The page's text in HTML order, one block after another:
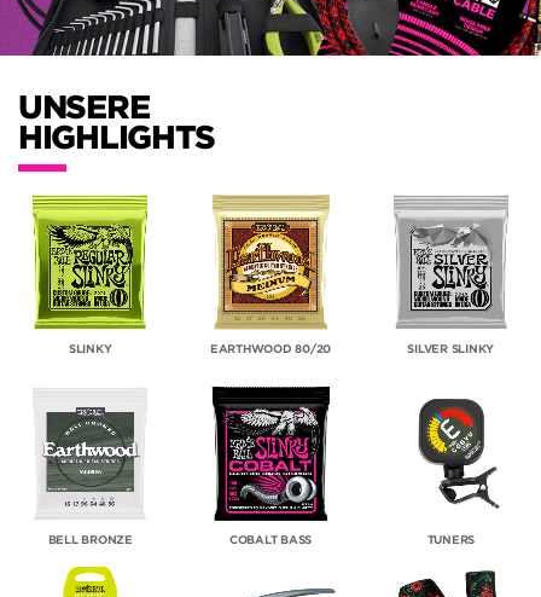
UNSERE
HIGHLIGHTS
SLINKY EARTHWOOD 80/20 SILVER SLINKY
BELL BRONZE COBALT BASS TUNERS